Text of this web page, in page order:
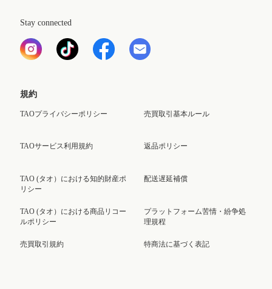
Stay connected
規約
TAOプライバシーポリシー
TAOサービス利用規約
TAO (タオ）における知的財産ポ
リシー
TAO (タオ）における商品リコー
ルポリシー
売買取引規約
売買取引基本ルール
返品ポリシー
配送遅延補償
プラットフォーム苦情・紛争処
理規程
特商法に基づく表記